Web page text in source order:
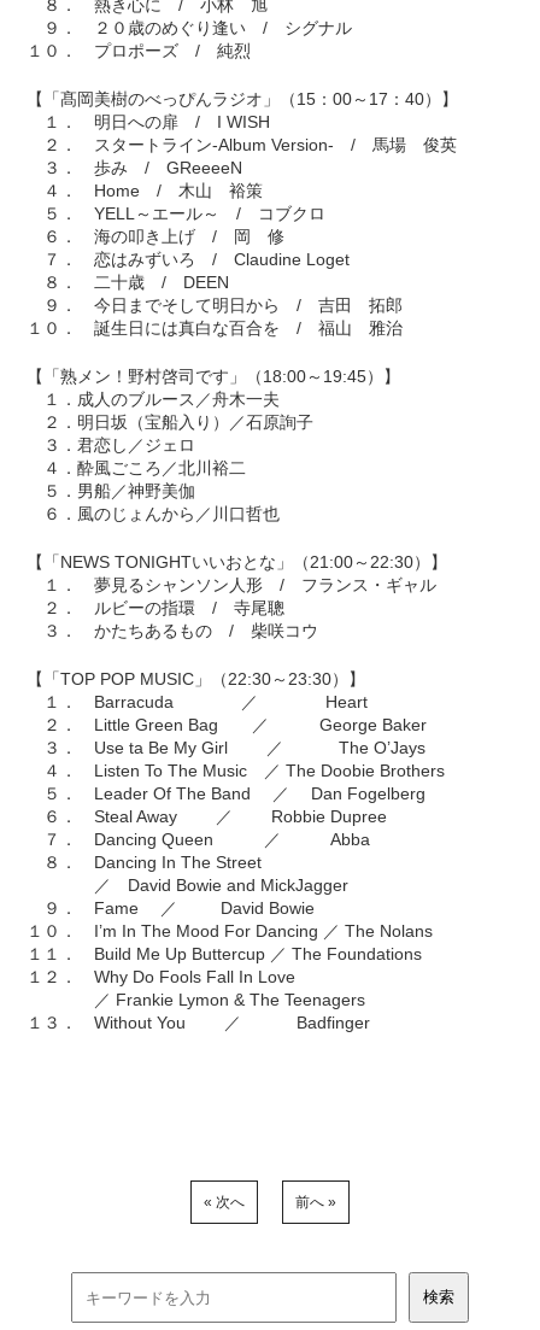
８． 熱き心に / 小林 旭
９． ２０歳のめぐり逢い / シグナル
１０． プロポーズ / 純烈
【「髙岡美樹のべっぴんラジオ」（15：00～17：40）】
１． 明日への扉 / I WISH
２． スタートライン-Album Version- / 馬場 俊英
３． 歩み / GReeeeN
４． Home / 木山 裕策
５． YELL～エール～ / コブクロ
６． 海の叩き上げ / 岡 修
７． 恋はみずいろ / Claudine Loget
８． 二十歳 / DEEN
９． 今日までそして明日から / 吉田 拓郎
１０． 誕生日には真白な百合を / 福山 雅治
【「熟メン！野村啓司です」（18:00～19:45）】
１．成人のブルース／舟木一夫
２．明日坂（宝船入り）／石原詢子
３．君恋し／ジェロ
４．酔風ごころ／北川裕二
５．男船／神野美伽
６．風のじょんから／川口哲也
【「NEWS TONIGHTいいおとな」（21:00～22:30）】
１． 夢見るシャンソン人形 / フランス・ギャル
２． ルビーの指環 / 寺尾聰
３． かたちあるもの / 柴咲コウ
【「TOP POP MUSIC」（22:30～23:30）】
１． Barracuda ／ Heart
２． Little Green Bag ／ George Baker
３． Use ta Be My Girl ／ The O’Jays
４． Listen To The Music ／ The Doobie Brothers
５． Leader Of The Band ／ Dan Fogelberg
６． Steal Away ／ Robbie Dupree
７． Dancing Queen ／ Abba
８． Dancing In The Street
／ David Bowie and MickJagger
９． Fame ／ David Bowie
１０． I’m In The Mood For Dancing ／ The Nolans
１１． Build Me Up Buttercup ／ The Foundations
１２． Why Do Fools Fall In Love
／ Frankie Lymon & The Teenagers
１３． Without You ／ Badfinger
« 次へ 前へ »